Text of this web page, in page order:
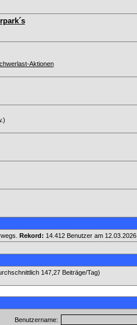
Aktionen
Rekord: 14.412 Benutzer am 12.03.2026
147,27 Beiträge/Tag)
Benutzername: